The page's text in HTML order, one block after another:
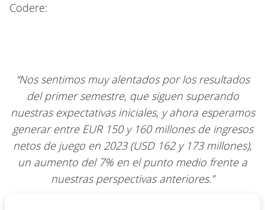
Codere:
“Nos sentimos muy alentados por los resultados
del primer semestre, que siguen superando
nuestras expectativas iniciales, y ahora esperamos
generar entre EUR 150 y 160 millones de ingresos
netos de juego en 2023 (USD 162 y 173 millones),
un aumento del 7% en el punto medio frente a
nuestras perspectivas anteriores.”